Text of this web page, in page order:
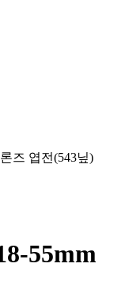
즈 엽전(543닢)
55mm